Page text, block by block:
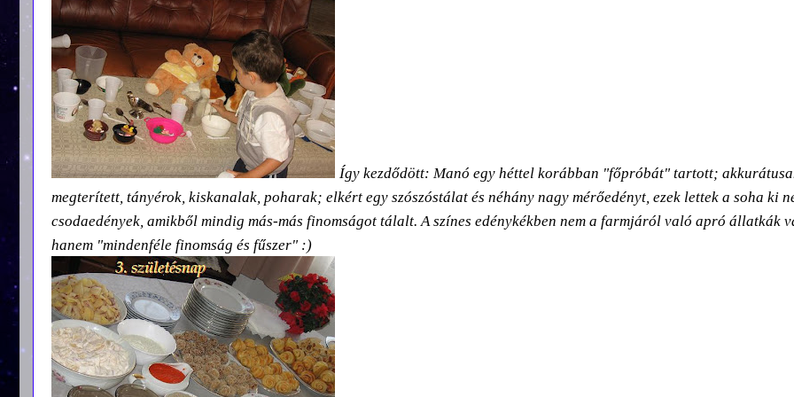
Így kezdődött: Manó egy héttel korábban "főpróbát" tartott;
megterített, tányérok, kiskanalak, poharak; elkért egy szószóstálat és néhány nagy mérőedényt, ezek lettek a soha ki
csodaedények, amikből mindig más-más finomságot tálalt. A színes edénykékben nem a farmjáról való apró állatkák
hanem "mindenféle finomság és fűszer" :)